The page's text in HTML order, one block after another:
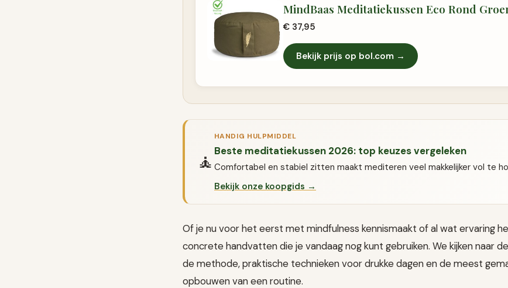
MindBaas Meditatiekussen Eco Rond
€ 37,95
Bekijk prijs op bol.com →
🧘
HANDIG HULPMIDDEL
Beste meditatiekussen 2026: top keuzes vergeleken
Comfortabel en stabiel zitten maakt mediteren veel makkelijker vol te
Bekijk onze koopgids →
Of je nu voor het eerst met mindfulness kennismaakt of al wat ervaring
concrete handvatten die je vandaag nog kunt gebruiken. We kijken naar
de methode, praktische technieken voor drukke dagen en de meest
opbouwen van een routine.